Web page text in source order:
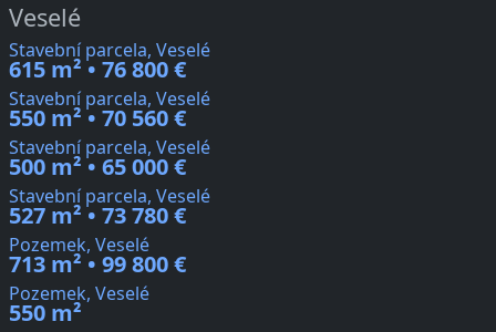
Veselé
Stavební parcela, Veselé
615 m² • 76 800 €
Stavební parcela, Veselé
550 m² • 70 560 €
Stavební parcela, Veselé
500 m² • 65 000 €
Stavební parcela, Veselé
527 m² • 73 780 €
Pozemek, Veselé
713 m² • 99 800 €
Pozemek, Veselé
550 m²